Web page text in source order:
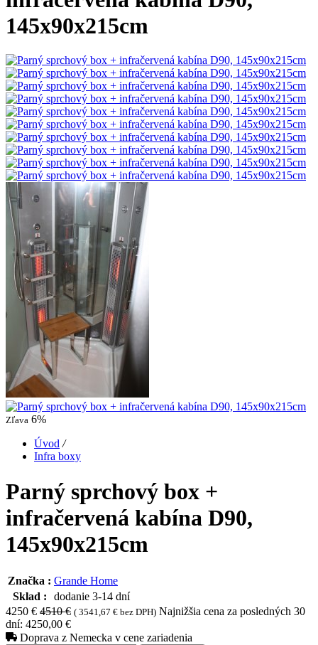
145x90x215cm
Zľava 6%
Úvod /
Infra boxy
Parný sprchový box +
infračervená kabína D90,
145x90x215cm
Značka : Grande Home
Sklad :
dodanie 3-14 dní
4250 € 4510 € ( 3541,67 € bez DPH) Najnižšia cena za posledných 30
dní: 4250,00 €
Doprava z Nemecka v cene zariadenia